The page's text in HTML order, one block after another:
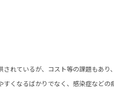
れているが、コスト等の課題もあ
くなるばかりでなく、感染症など